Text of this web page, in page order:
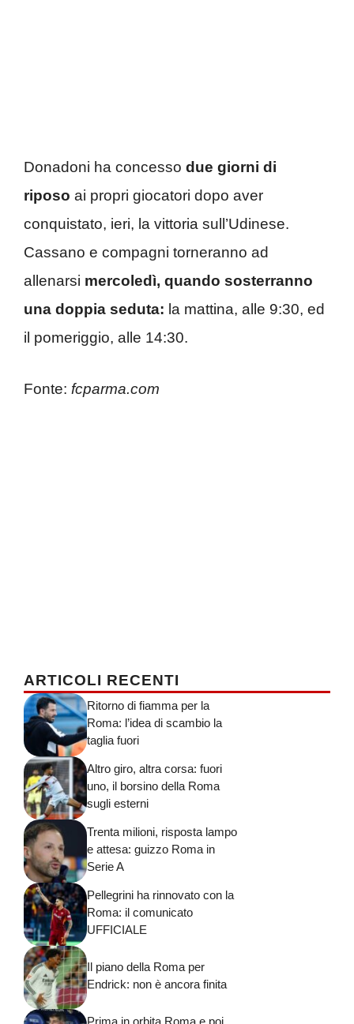
Donadoni ha concesso due giorni di
riposo ai propri giocatori dopo aver
conquistato, ieri, la vittoria sull’Udinese.
Cassano e compagni torneranno ad
allenarsi mercoledì, quando sosterranno
una doppia seduta: la mattina, alle 9:30, ed
il pomeriggio, alle 14:30.
Fonte: fcparma.com
ARTICOLI RECENTI
Ritorno di fiamma per la
Roma: l’idea di scambio la
taglia fuori
Altro giro, altra corsa: fuori
uno, il borsino della Roma
sugli esterni
Trenta milioni, risposta lampo
e attesa: guizzo Roma in
Serie A
Pellegrini ha rinnovato con la
Roma: il comunicato
UFFICIALE
Il piano della Roma per
Endrick: non è ancora finita
Prima in orbita Roma e poi